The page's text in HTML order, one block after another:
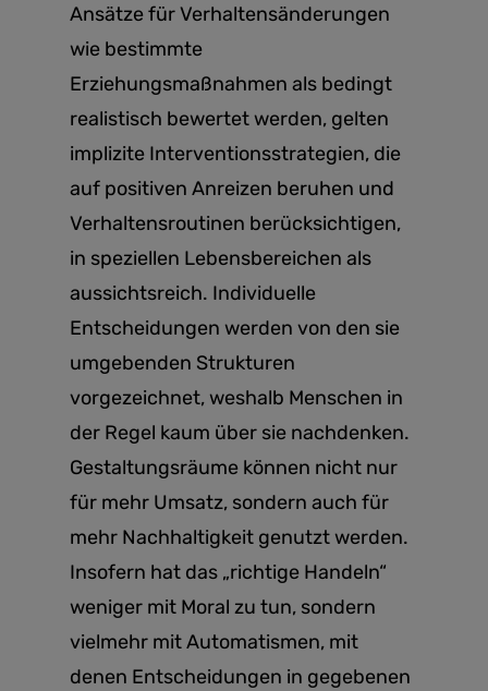
Ansätze für Verhaltensänderungen
wie bestimmte
Erziehungsmaßnahmen als bedingt
realistisch bewertet werden, gelten
implizite Interventionsstrategien, die
auf positiven Anreizen beruhen und
Verhaltensroutinen berücksichtigen,
in speziellen Lebensbereichen als
aussichtsreich. Individuelle
Entscheidungen werden von den sie
umgebenden Strukturen
vorgezeichnet, weshalb Menschen in
der Regel kaum über sie nachdenken.
Gestaltungsräume können nicht nur
für mehr Umsatz, sondern auch für
mehr Nachhaltigkeit genutzt werden.
Insofern hat das „richtige Handeln“
weniger mit Moral zu tun, sondern
vielmehr mit Automatismen, mit
denen Entscheidungen in gegebenen